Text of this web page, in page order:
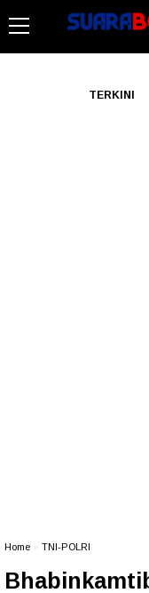
TERKINI
Home TNI-POLRI